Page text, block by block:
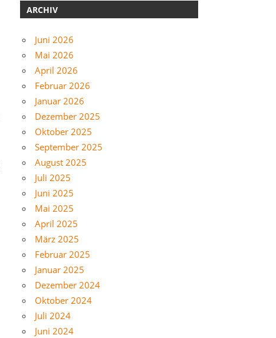
ARCHIV
Juni 2026
Mai 2026
April 2026
Februar 2026
Januar 2026
Dezember 2025
Oktober 2025
September 2025
August 2025
Juli 2025
Juni 2025
Mai 2025
April 2025
März 2025
Februar 2025
Januar 2025
Dezember 2024
Oktober 2024
Juli 2024
Juni 2024